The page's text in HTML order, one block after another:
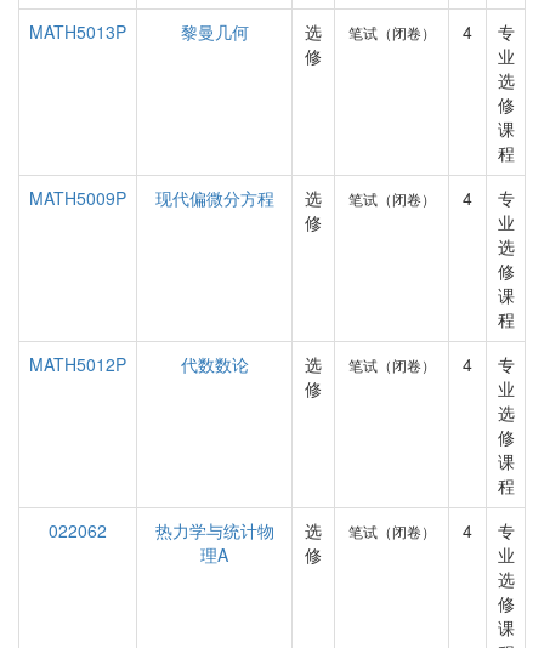
MATH5013P
黎曼几何
选
修
笔试（闭卷） 4
专
业
选
修
课
程
MATH5009P
现代偏微分方程
选
修
笔试（闭卷） 4
专
业
选
修
课
程
MATH5012P
代数数论
选
修
笔试（闭卷） 4
专
业
选
修
课
程
022062
热力学与统计物
理A
选
修
笔试（闭卷） 4
专
业
选
修
课